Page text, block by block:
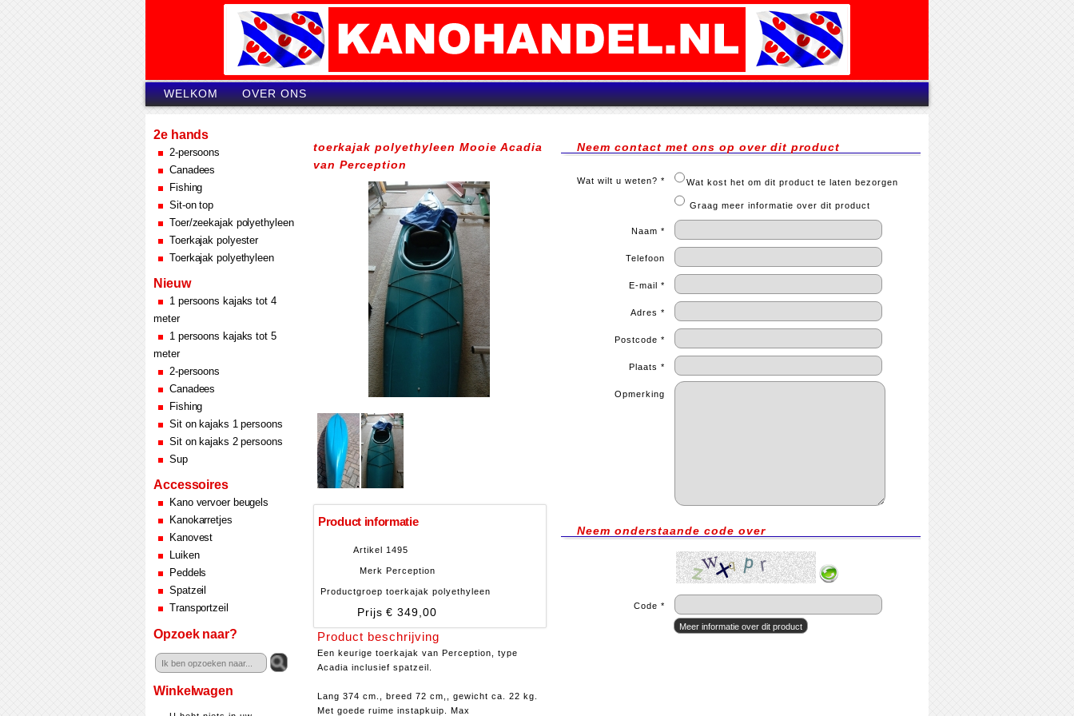
WELKOM OVER ONS
2e hands
2-persoons
Canadees
Fishing
Sit-on top
Toer/zeekajak polyethyleen
Toerkajak polyester
Toerkajak polyethyleen
Nieuw
1 persoons kajaks tot 4
meter
1 persoons kajaks tot 5
meter
2-persoons
Canadees
Fishing
Sit on kajaks 1 persoons
Sit on kajaks 2 persoons
Sup
Accessoires
Kano vervoer beugels
Kanokarretjes
Kanovest
Luiken
Peddels
Spatzeil
Transportzeil
Opzoek naar?
Winkelwagen
toerkajak polyethyleen Mooie Acadia
van Perception
Product informatie
Artikel 1495
Merk Perception
Productgroep toerkajak polyethyleen
Prijs € 349,00
Product beschrijving
Een keurige toerkajak van Perception, type
Acadia inclusief spatzeil.
Lang 374 cm., breed 72 cm,, gewicht ca. 22 kg.
Met goede ruime instapkuip. Max
Neem contact met ons op over dit product
Wat wilt u weten? * Wat kost het om dit product te laten bezorgen
Graag meer informatie over dit product
Naam *
Telefoon
E-mail *
Adres *
Postcode *
Plaats *
Opmerking
Neem onderstaande code over
Code *